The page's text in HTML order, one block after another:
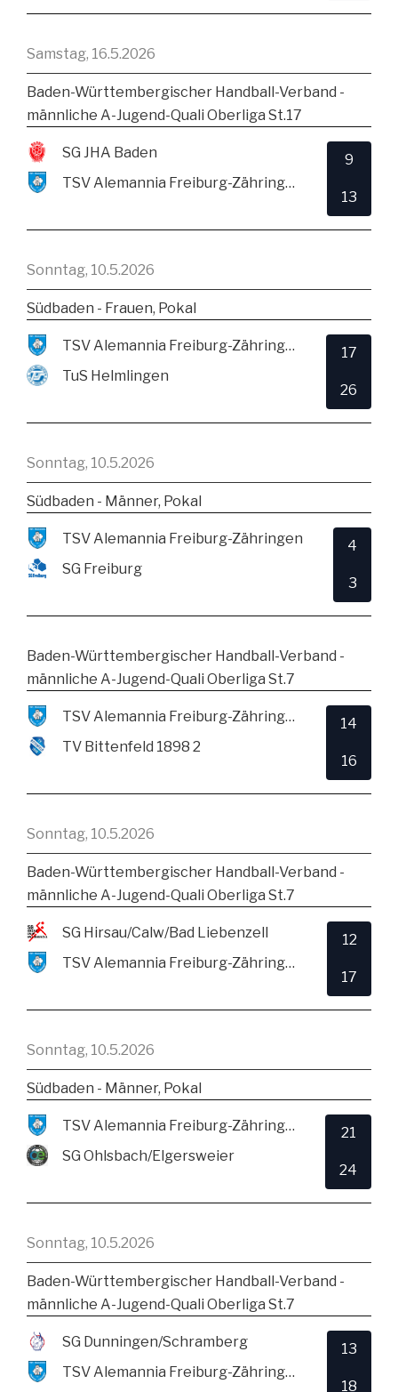
Samstag, 16.5.2026
Baden-Württembergischer Handball-Verband -
männliche A-Jugend-Quali Oberliga St.17
SG JHA Baden
TSV Alemannia Freiburg-Zähringen
9
13
Sonntag, 10.5.2026
Südbaden - Frauen, Pokal
TSV Alemannia Freiburg-Zähringen
TuS Helmlingen
17
26
Sonntag, 10.5.2026
Südbaden - Männer, Pokal
TSV Alemannia Freiburg-Zähringen
SG Freiburg
4
3
Baden-Württembergischer Handball-Verband -
männliche A-Jugend-Quali Oberliga St.7
TSV Alemannia Freiburg-Zähringen
TV Bittenfeld 1898 2
14
16
Sonntag, 10.5.2026
Baden-Württembergischer Handball-Verband -
männliche A-Jugend-Quali Oberliga St.7
SG Hirsau/Calw/Bad Liebenzell
TSV Alemannia Freiburg-Zähringen
12
17
Sonntag, 10.5.2026
Südbaden - Männer, Pokal
TSV Alemannia Freiburg-Zähringen
SG Ohlsbach/Elgersweier
21
24
Sonntag, 10.5.2026
Baden-Württembergischer Handball-Verband -
männliche A-Jugend-Quali Oberliga St.7
SG Dunningen/Schramberg
TSV Alemannia Freiburg-Zähringen
13
18